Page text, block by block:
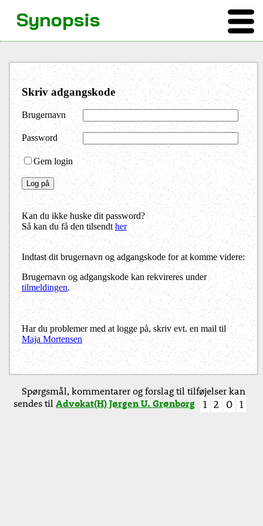
Skriv adgangskode
Brugernavn
Password
Gem login
Kan du ikke huske dit password?
Så kan du få den tilsendther
Indtast dit brugernavn og adgangskode for at komme videre:
Brugernavn og adgangskode kan rekvireres under
tilmeldingen.
Har du problemer med at logge på, skriv evt. en mail til
Maja Mortensen
Synopsis
Spørgsmål, kommentarer og forslag til tilføjelser kan
sendes tilAdvokat(H) Jørgen U. Grønborg 1 2 0 1